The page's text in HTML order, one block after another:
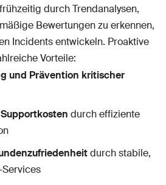
durch Trendanalysen,
Bewertungen zu erkennen,
Incidents entwickeln. Proaktive
Vorteile:
und Prävention kritischer
durch effiziente
durch stabile,